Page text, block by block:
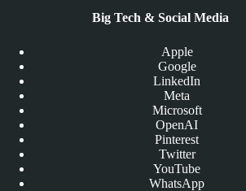
Big Tech & Social Media
Apple
Google
LinkedIn
Meta
Microsoft
OpenAI
Pinterest
Twitter
YouTube
WhatsApp